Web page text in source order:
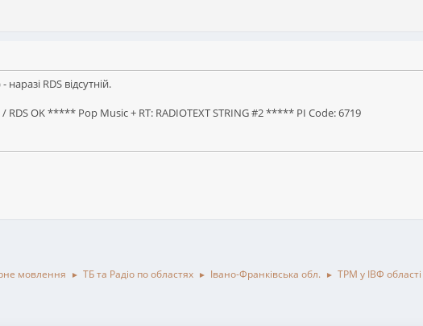
RDS відсутній.
1 / RDS OK ***** Pop Music + RT: RАDIOTEXT STRING #2 ***** PI Code: 6719
мовлення ► ТБ та Радіо по областях ► Івано-Франківська обл. ► ТРМ у ІВФ області